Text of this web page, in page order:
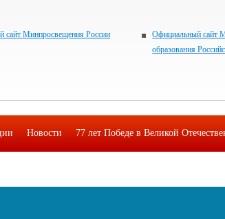
сайт Минпросвещения России
Официальный сайт
образования
Новости 77 лет Победе в Великой